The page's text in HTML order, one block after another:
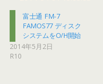
富士通 FM-7
FAMOS77 ディスク
システムをO/H開始
2014年5月2日
R10